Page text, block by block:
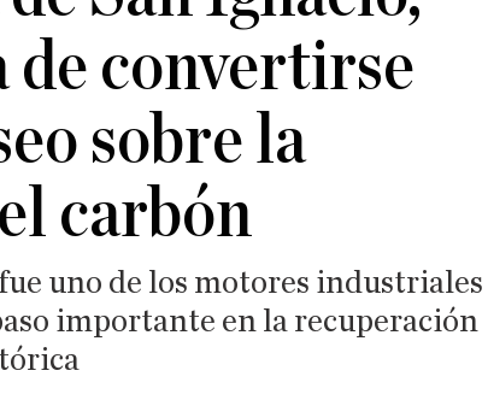
de convertirse
sobre la
carbón
uno de los motores industriales
importante en la recuperación